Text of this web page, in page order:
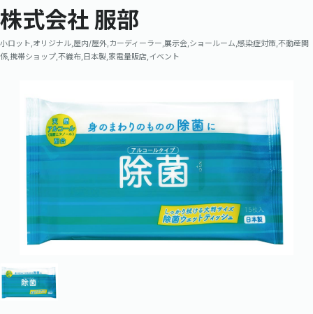
株式会社 服部
小ロット,オリジナル,屋内/屋外,カーディーラー,展示会,ショールーム,感染症対策,不動産関
係,携帯ショップ,不織布,日本製,家電量販店,イベント